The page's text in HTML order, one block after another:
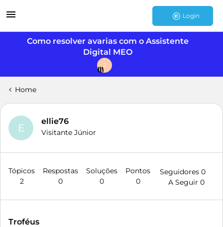
Login
Como resolver avarias com o Assistente
Digital MEO
J
Home
E
ellie76
Visitante Júnior
Tópicos
2
Respostas
0
Soluções
0
Pontos
0
Seguidores 0
A Seguir 0
Troféus